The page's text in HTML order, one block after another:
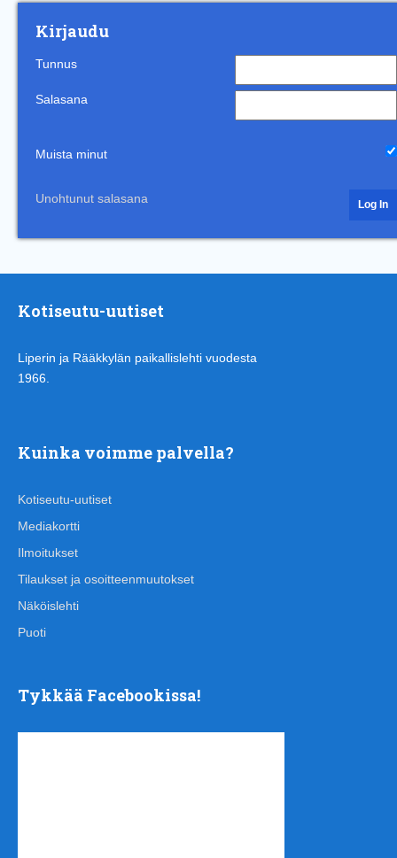
Kirjaudu
Tunnus
Salasana
Muista minut
Unohtunut salasana
Kotiseutu-uutiset
Liperin ja Rääkkylän paikallislehti vuodesta
1966.
Kuinka voimme palvella?
Kotiseutu-uutiset
Mediakortti
Ilmoitukset
Tilaukset ja osoitteenmuutokset
Näköislehti
Puoti
Tykkää Facebookissa!